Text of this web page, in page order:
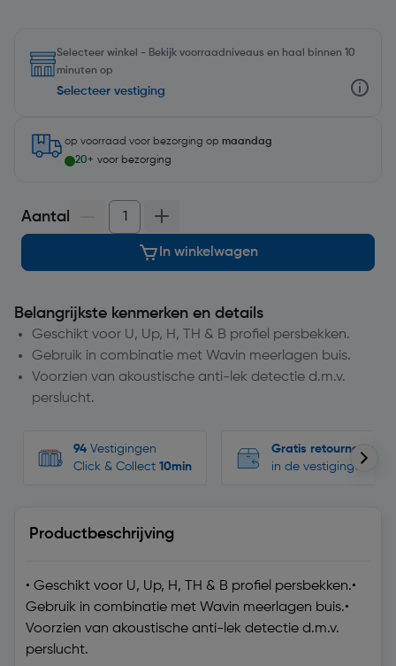
Selecteer winkel - Bekijk voorraadniveaus en haal binnen 10
minuten op
Selecteer vestiging
op voorraad voor bezorging op maandag
20+ voor bezorging
Aantal
In winkelwagen
Belangrijkste kenmerken en details
Geschikt voor U, Up, H, TH & B profiel persbekken.
Gebruik in combinatie met Wavin meerlagen buis.
Voorzien van akoustische anti-lek detectie d.m.v.
perslucht.
94 Vestigingen
Click & Collect 10min
Gratis retourneren
in de vestigingen
Productbeschrijving
• Geschikt voor U, Up, H, TH & B profiel persbekken.•
Gebruik in combinatie met Wavin meerlagen buis.•
Voorzien van akoustische anti-lek detectie d.m.v.
perslucht.